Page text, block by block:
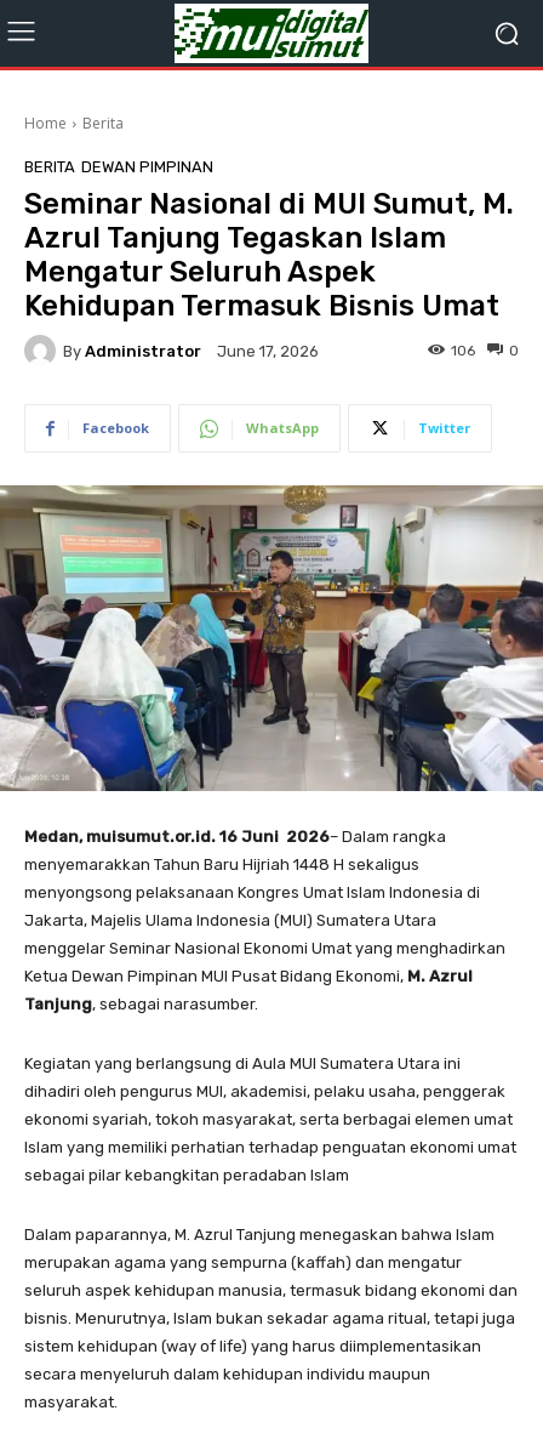
Home Berita
BERITA DEWAN PIMPINAN
Seminar Nasional di MUI Sumut, M.
Azrul Tanjung Tegaskan Islam
Mengatur Seluruh Aspek
Kehidupan Termasuk Bisnis Umat
By Administrator June 17, 2026 0
106
Facebook WhatsApp Twitter
Medan, muisumut.or.id. 16 Juni 2026– Dalam rangka
menyemarakkan Tahun Baru Hijriah 1448 H sekaligus
menyongsong pelaksanaan Kongres Umat Islam Indonesia di
Jakarta, Majelis Ulama Indonesia (MUI) Sumatera Utara
menggelar Seminar Nasional Ekonomi Umat yang menghadirkan
Ketua Dewan Pimpinan MUI Pusat Bidang Ekonomi, M. Azrul
Tanjung, sebagai narasumber.
Kegiatan yang berlangsung di Aula MUI Sumatera Utara ini
dihadiri oleh pengurus MUI, akademisi, pelaku usaha, penggerak
ekonomi syariah, tokoh masyarakat, serta berbagai elemen umat
Islam yang memiliki perhatian terhadap penguatan ekonomi umat
sebagai pilar kebangkitan peradaban Islam
Dalam paparannya, M. Azrul Tanjung menegaskan bahwa Islam
merupakan agama yang sempurna (kaffah) dan mengatur
seluruh aspek kehidupan manusia, termasuk bidang ekonomi dan
bisnis. Menurutnya, Islam bukan sekadar agama ritual, tetapi juga
sistem kehidupan (way of life) yang harus diimplementasikan
secara menyeluruh dalam kehidupan individu maupun
masyarakat.